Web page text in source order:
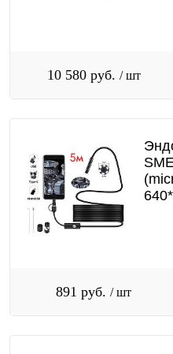
10 580 руб. / шт
891 руб. / шт